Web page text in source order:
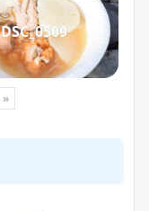
DSC_0509
»